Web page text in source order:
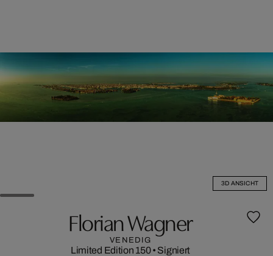
3D ANSICHT
Florian Wagner
VENEDIG
Limited Edition 150• Signiert